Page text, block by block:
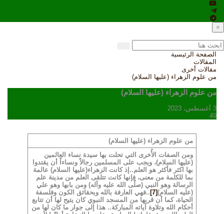
×
الصفحة الرئيسية
المقالات
مقالات أخرى
من علوم الزهراء (عليها السلام)
من علوم الزهراء (عليها السلام)
3 أغسطس، 2023
49
من علوم الزهراء (عليها السلام)
ومن الصفات الأُخرى التي تحلت بها سيدة نساء العالمين
(عليها السلام)، ويجب على المسلمين رجالاً ونساءاً أن يقتدوا
بها اكثر فأكثر هو العلم.. إذ كانت الزهراء(عليها السلام) عالمة
بما للكلمة من معنى، فإنها كانت تتلقى العلم من مدينة علم
الرسالة وهو النبي (صلّى الله عليه وآله) ومن بابها وهو علي
(عليه السلام)[7]
..فهي العارفة بالله وبحقائق الكون وفلسفة
الحياة، كما أن قربها من المسجد النبوي كان يتيح لها أن تتابع
أحكام الله وتلاوة آياته المباركة.. هذا إلى جوار ما كان لها من